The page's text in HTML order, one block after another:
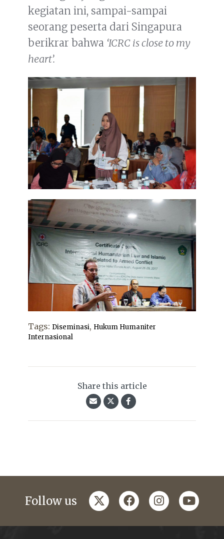
kegiatan ini, sampai-sampai
seorang peserta dari Singapura
berikrar bahwa ‘ICRC is close to my
heart’.
Tags: Diseminasi, Hukum Humaniter
Internasional
Share this article
Follow us twitterfacebookinstagramyoutube